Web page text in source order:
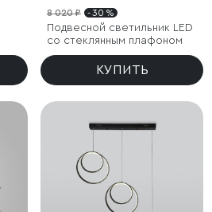
8 020 ₽ - 30 %
Подвесной светильник LED
со стеклянным плафоном
КУПИТЬ